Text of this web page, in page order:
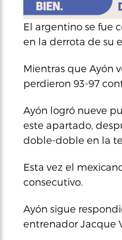
El argentino se fue
en la derrota de su
Mientras que Ayón
perdieron 93-97
Ayón logró nueve
este apartado,
doble-doble en la
Esta vez el
consecutivo.
Ayón sigue
entrenador Jacque